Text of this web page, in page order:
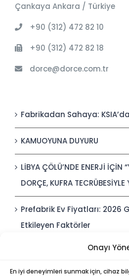
Onayı
En iyi deneyimleri sunmak için, cihaz
Çankaya Ankara / Türkiye
+90 (312) 472 82 10
+90 (312) 472 82 18
dorce@dorce.com.tr
Fabrikadan Sahaya:
KAMUOYUNA DUYURU
LİBYA ÇÖLÜ’NDE ENERJİ İÇİN
DORÇE, KUFRA
Prefabrik Ev Fiyatları: 2026
Etkileyen Faktörler
Polis Karakolları: Güvenli,
Edilebilir Kamu Güvenliği